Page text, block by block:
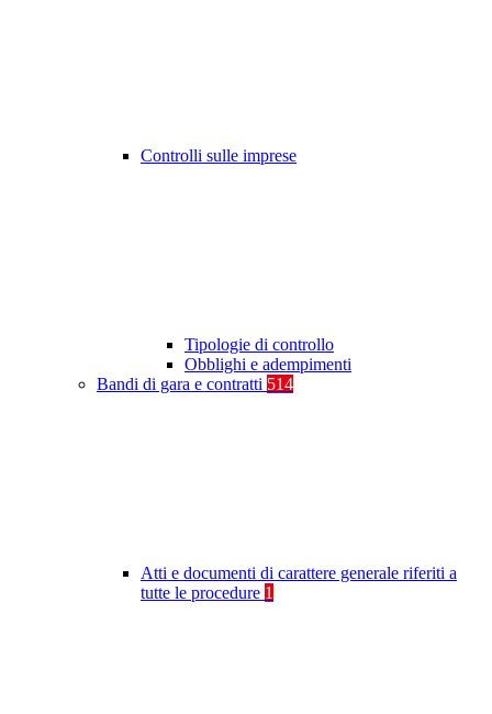
Controlli sulle imprese
Tipologie di controllo
Obblighi e adempimenti
Bandi di gara e contratti 514
Atti e documenti di carattere generale riferiti a
tutte le procedure 1